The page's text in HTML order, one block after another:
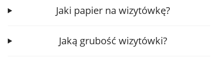
Jaki papier na wizytówkę?
Jaką grubość wizytówki?